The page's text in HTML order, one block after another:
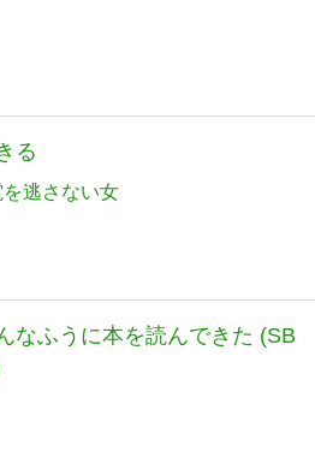
る
逃さない女
なふうに本を読んできた (SB